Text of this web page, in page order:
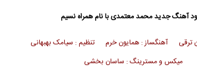
آهنگ جدیدمحمد معتمدیبا نام همراه نسیم
ترقی آهنگساز : همایون خرم تنظیم : سیامک بهبهانی
میکس و مسترینگ : ساسان بخشی